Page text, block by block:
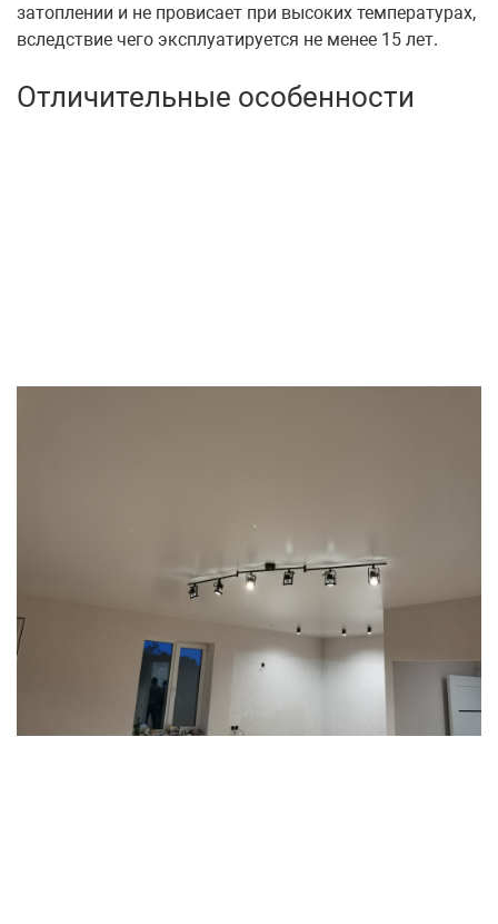
затоплении и не провисает при высоких температурах,
вследствие чего эксплуатируется не менее 15 лет.
Отличительные особенности